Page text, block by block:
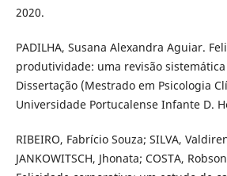
2020.
PADILHA, Susana Alexandra Aguiar.
produtividade: uma revisão
Dissertação (Mestrado em Psicologia
Universidade Portucalense Infante D.
RIBEIRO, Fabrício Souza; SILVA,
JANKOWITSCH, Jhonata; COSTA,